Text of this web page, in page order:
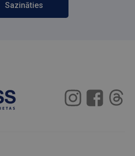
Sazināties